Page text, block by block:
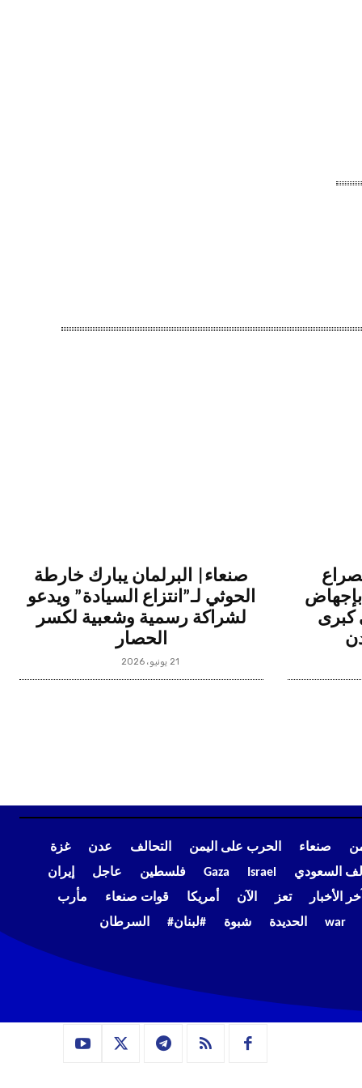
بإجهاض
كبرى
صنعاء| البرلمان يبارك خارطة
الحوثي لـ”انتزاع السيادة” ويدعو
لشراكة رسمية وشعبية لكسر
الحصار
21 يونيو، 2026
صنعاء الحرب على اليمن التحالف عدن
غزة
السعودي
Israel
Gaza فلسطين عاجل
إيران
الأخبار
تعز الآن أمريكا قوات صنعاء
مأرب
war
الحديدة شبوة #لبنان# السرطان